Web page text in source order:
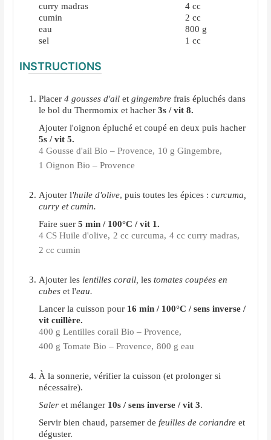
curry madras
4 cc
cumin
2 cc
eau
800 g
sel
1 cc
INSTRUCTIONS
Placer4 gousses d'ail etgingembre frais épluchés dans
le bol du Thermomix et hacher3s / vit 8.
Ajouter l'oignon épluché et coupé en deux puis hacher
5s / vit 5.
4 Gousse d'ail Bio – Provence, 10 g Gingembre,
1 Oignon Bio – Provence
Ajouter l'huile d'olive, puis toutes les épices :curcuma,
curry et cumin.
Faire suer5 min / 100°C / vit 1.
4 CS Huile d'olive, 2 cc curcuma, 4 cc curry madras,
2 cc cumin
Ajouter leslentilles corail,lestomates coupées en
cubeset l'eau.
Lancer la cuisson pour 16 min / 100°C / sens inverse /
vit cuillère.
400 g Lentilles corail Bio – Provence,
400 g Tomate Bio – Provence, 800 g eau
À la sonnerie, vérifier la cuisson (et prolonger si
nécessaire).
Saler et mélanger 10s / sens inverse / vit 3.
Servir bien chaud, parsemer defeuilles de coriandre et
déguster.